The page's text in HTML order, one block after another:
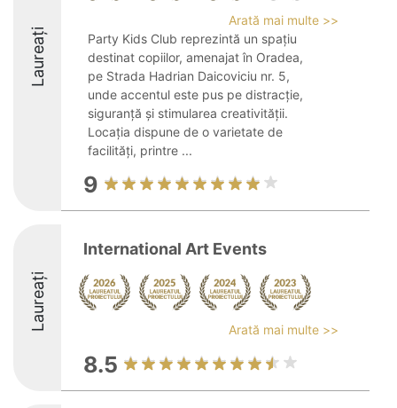
Laureați
Arată mai multe >>
Party Kids Club reprezintă un spațiu
destinat copiilor, amenajat în Oradea,
pe Strada Hadrian Daicoviciu nr. 5,
unde accentul este pus pe distracție,
siguranță și stimularea creativității.
Locația dispune de o varietate de
facilități, printre ...
9
Laureați
International Art Events
Arată mai multe >>
8.5